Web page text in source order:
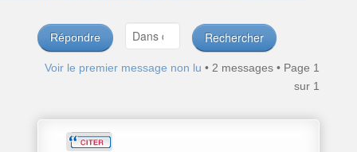
Répondre
Voir le premier message non lu • 2 messages • Page 1
sur 1